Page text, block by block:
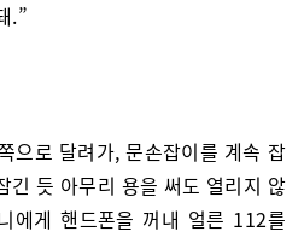
.”
으로 달려가, 문손잡이를 계속 잡
긴 듯 아무리 용을 써도 열리지 않
에게 핸드폰을 꺼내 얼른 112를